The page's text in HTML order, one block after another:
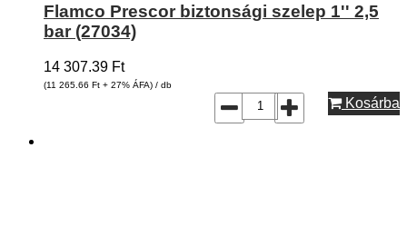
Flamco Prescor biztonsági szelep 1'' 2,5
bar (27034)
14 307.39 Ft
(11 265.66 Ft + 27% ÁFA) / db
Kosárba